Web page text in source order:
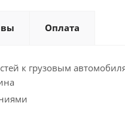
Оплата
к грузовым